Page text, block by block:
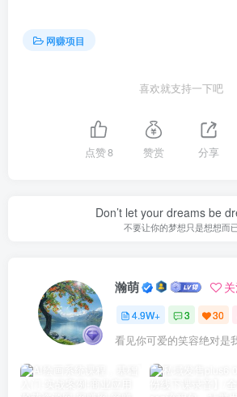
网赚项目
喜欢就支持一下吧
点赞8 赞赏 分享
Don’t let your dreams be
不要让你的梦想只是想想而
瀚萌
4.9W+ 3 30
看见你可爱的笑容绝对是